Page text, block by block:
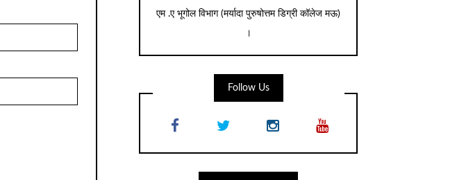
एम .ए भूगोल विभाग (मर्यादा पुरुषोत्तम डिग्री कॉलेज मऊ)
।
Follow Us